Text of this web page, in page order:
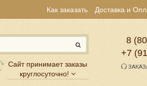
Как заказать Доставка и
Сайт принимает заказы
круглосуточно!
8
+7